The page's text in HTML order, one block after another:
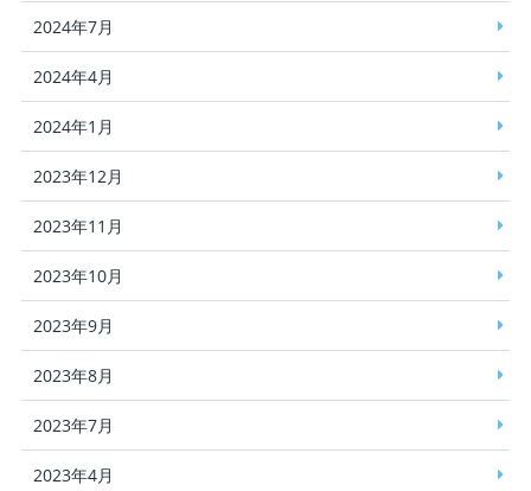
2024年7月
2024年4月
2024年1月
2023年12月
2023年11月
2023年10月
2023年9月
2023年8月
2023年7月
2023年4月